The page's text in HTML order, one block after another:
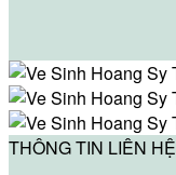
THÔNG TIN LIÊN HỆ